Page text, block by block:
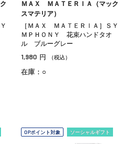
ＭＡＸ ＭＡＴＥＲＩＡ（マック
スマテリア）
［ＭＡＸ ＭＡＴＥＲＩＡ］ＳＹ
ＭＰＨＯＮＹ 花束ハンドタオ
ル ブルーグレー
1,980 円 （税込）
在庫：○
OPポイント対象 ソーシャルギフト